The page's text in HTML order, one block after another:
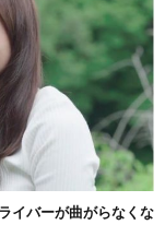
イバーが曲がらなくな